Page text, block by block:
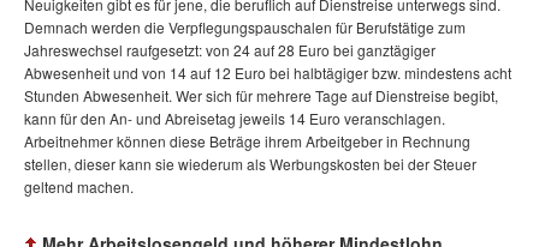
Neuigkeiten gibt es für jene, die beruflich auf Dienstreise unterwegs sind.
Demnach werden die Verpflegungspauschalen für Berufstätige zum
Jahreswechsel raufgesetzt: von 24 auf 28 Euro bei ganztägiger
Abwesenheit und von 14 auf 12 Euro bei halbtägiger bzw. mindestens acht
Stunden Abwesenheit. Wer sich für mehrere Tage auf Dienstreise begibt,
kann für den An- und Abreisetag jeweils 14 Euro veranschlagen.
Arbeitnehmer können diese Beträge ihrem Arbeitgeber in Rechnung
stellen, dieser kann sie wiederum als Werbungskosten bei der Steuer
geltend machen.